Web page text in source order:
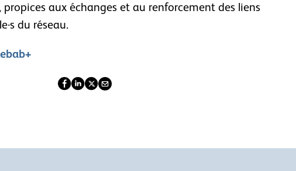
aux échanges et au renforcement des liens
du réseau.